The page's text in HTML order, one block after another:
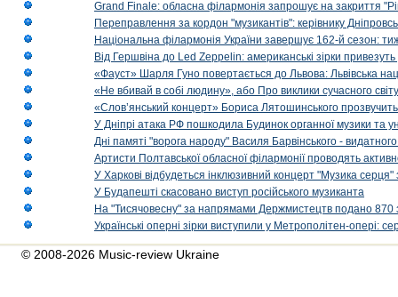
Grand Finale: обласна філармонія запрошує на закриття
Переправлення за кордон "музикантів": керівнику
Національна філармонія України завершує 162-й сезон:
Від Гершвіна до Led Zeppelin: американські зірки
«Фауст» Шарля Гуно повертається до Львова: Львівська
«Не вбивай в собі людину», або Про виклики сучасного світу
«Слов’янський концерт» Бориса Лятошинського
У Дніпрі атака РФ пошкодила Будинок органної музики та
Дні памяті "ворога народу" Василя Барвінського -
Артисти Полтавської обласної філармонії проводять
У Харкові відбудеться інклюзивний концерт "Музика
У Будапешті скасовано виступ російського музиканта
На "Тисячовесну" за напрямами Держмистецтв подано 870
Українські оперні зірки виступили у Метрополітен-опері:
© 2008-2026 Music-review Ukraine